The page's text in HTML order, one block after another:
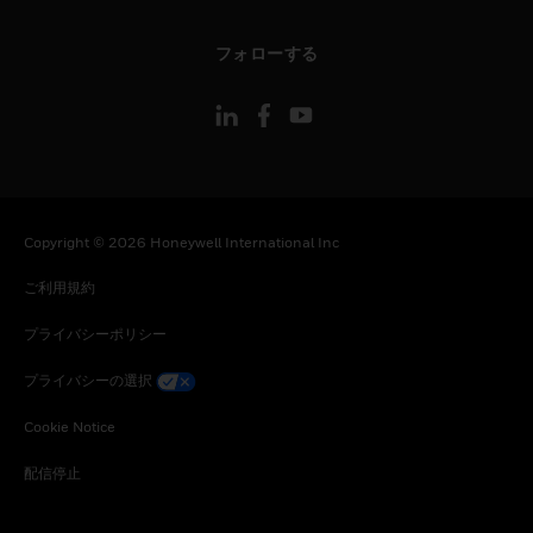
フォローする
Copyright © 2026 Honeywell International Inc
ご利用規約
プライバシーポリシー
プライバシーの選択
Cookie Notice
配信停止